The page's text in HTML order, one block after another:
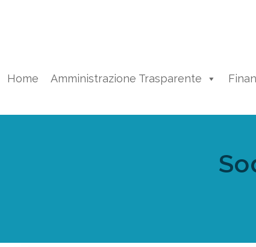
Home Amministrazione Trasparente